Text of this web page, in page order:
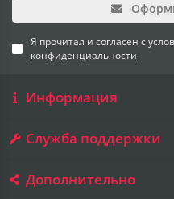
Я прочитал и согласен с
конфиденциальности
Информация
Служба поддержки
Дополнительно